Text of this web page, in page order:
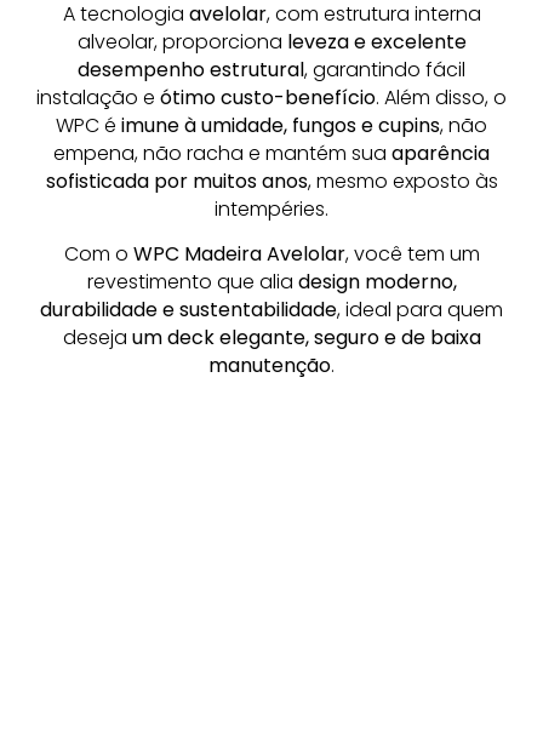
A tecnologia avelolar, com estrutura interna
alveolar, proporciona leveza e excelente
desempenho estrutural, garantindo fácil
instalação e ótimo custo-benefício. Além disso, o
WPC é imune à umidade, fungos e cupins, não
empena, não racha e mantém sua aparência
sofisticada por muitos anos, mesmo exposto às
intempéries.
Com o WPC Madeira Avelolar, você tem um
revestimento que alia design moderno,
durabilidade e sustentabilidade, ideal para quem
deseja um deck elegante, seguro e de baixa
manutenção.